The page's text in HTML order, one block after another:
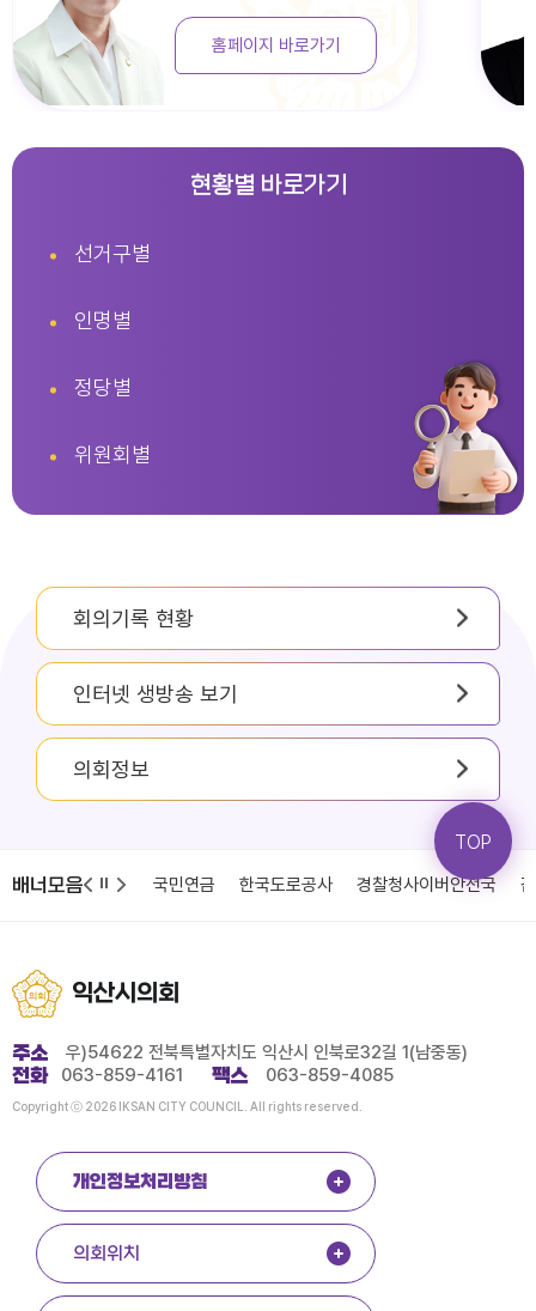
홈페이지 바로가기
현황별 바로가기
선거구별
인명별
정당별
위원회별
회의기록 현황
인터넷 생방송 보기
의회정보
배너모음
국민건강보험 국민연금 한국도로공사 경찰청사이버안전국
익산시의회
주소 우)54622 전북특별자치도 익산시 인북로32길 1(남중동)
전화 063-859-4161 팩스 063-859-4085
Copyright ⓒ 2026 IKSAN CITY COUNCIL. All rights reserved.
개인정보처리방침
의회위치
TOP